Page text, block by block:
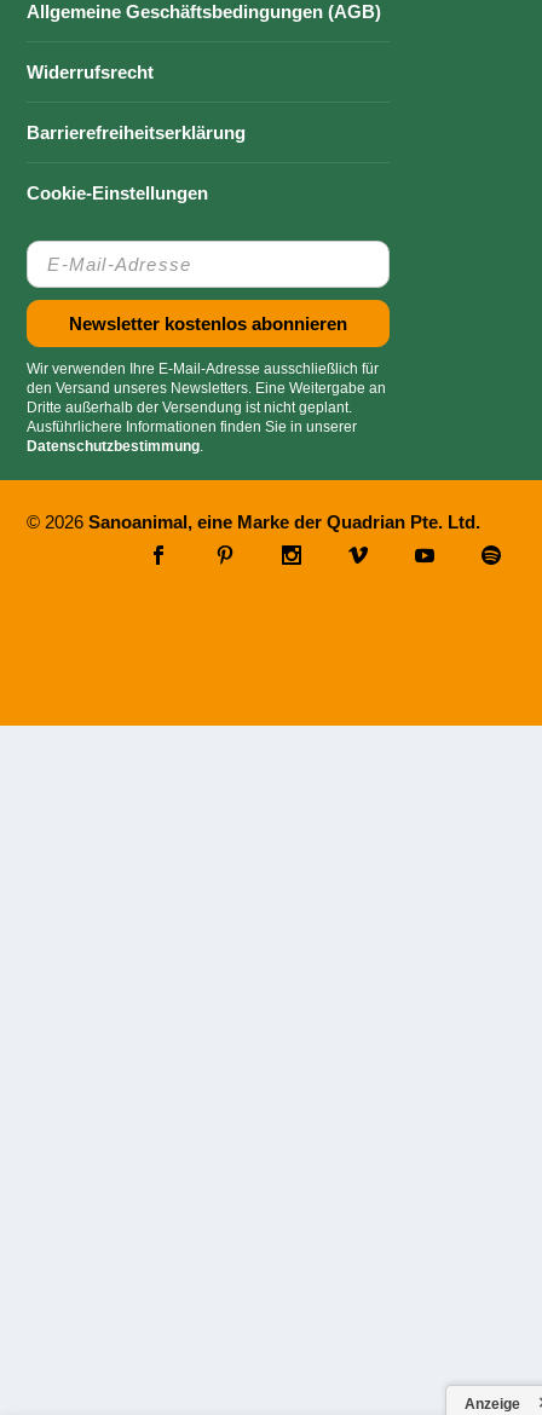
Allgemeine Geschäftsbedingungen (AGB)
Widerrufsrecht
Barrierefreiheitserklärung
Cookie-Einstellungen
Wir verwenden Ihre E-Mail-Adresse ausschließlich für
den Versand unseres Newsletters. Eine Weitergabe an
Dritte außerhalb der Versendung ist nicht geplant.
Ausführlichere Informationen finden Sie in unserer
Datenschutzbestimmung.
© 2026Sanoanimal, eine Marke der Quadrian Pte. Ltd.
Anzeige